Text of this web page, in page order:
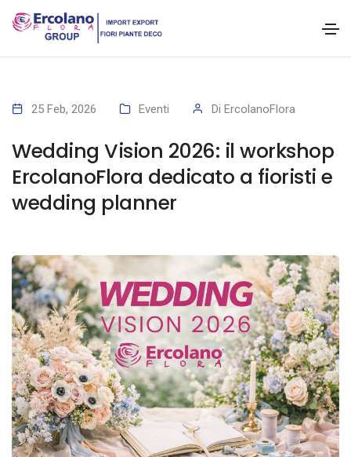
25 Feb, 2026 Eventi Di ErcolanoFlora
Wedding Vision 2026: il workshop
ErcolanoFlora dedicato a fioristi e
wedding planner